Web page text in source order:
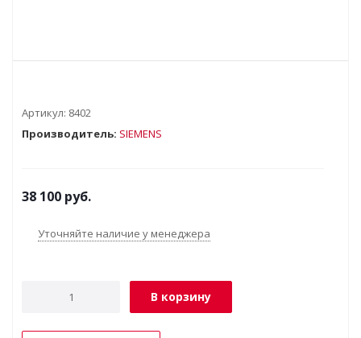
Артикул: 8402
Производитель: SIEMENS
38 100 руб.
Уточняйте наличие у менеджера
В корзину